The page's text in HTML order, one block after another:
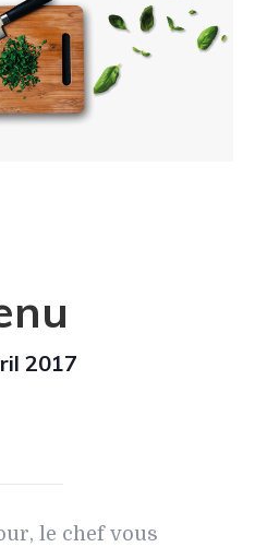
2017
le chef vous